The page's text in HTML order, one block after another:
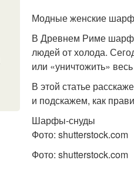
Шарф с дубленкой
Модные женские
В Древнем Риме шарф
людей от холода.
или «уничтожить»
В этой статье
и подскажем, как
Шарфы-снуды
Фото: shutterstock.com
Фото: shutterstock.com